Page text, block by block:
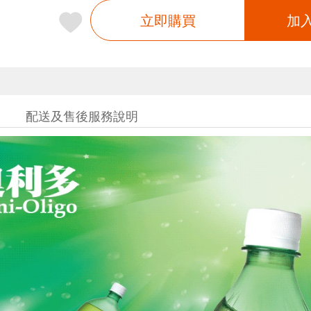
立即購買 加
配送及售後服務說明